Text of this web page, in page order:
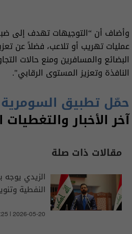
وأضاف أن “التوجيهات تهدف إلى
عمليات تهريب أو تلاعب، فضلاً عن
البضائع والمسافرين ومنع حالات
النافذة وتعزيز المستوى الرقابي".
حمّل تطبيق السومرية
آخر الأخبار
مقالات ذات صلة
الزيدي يوجه
النفطية
| 2026-05-20